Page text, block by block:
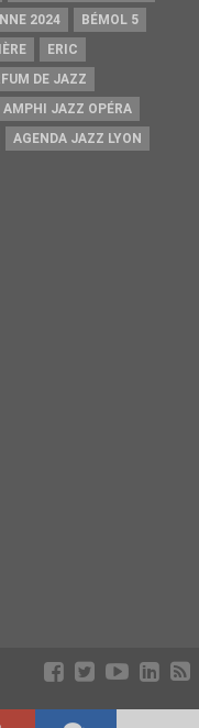
2024
BÉMOL 5
ERIC
DE JAZZ
AMPHI JAZZ OPÉRA
AGENDA JAZZ LYON